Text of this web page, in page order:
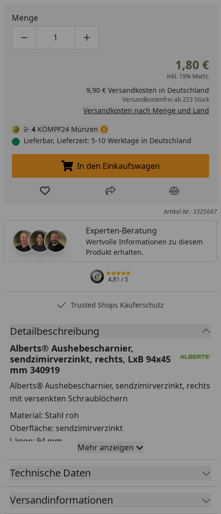
Menge
Produktmenge um eins verringern
Produktmenge manuell eingeben
Produktmenge um eins erhöhen
1,80 €
inkl. 19% MwSt.
9,90 € Versandkosten in Deutschland
Versandkostenfrei ab 223 Stück
Versandkosten nach Menge und Land
2 4 KÖMPF24 Münzen
Lieferbar, Lieferzeit: 5-10 Werktage in Deutschland
In den Einkaufswagen legen
In den Einkaufswagen
Produkt zur Wunschliste hinzufügen
Teilen Produkt
Artikel-Nr.: 3325667
Experten-Beratung
Wertvolle Informationen zu diesem
Produkt erhalten.
4,81/ 5
Trusted Shops Käuferschutz
Detailbeschreibung
Alberts® Aushebescharnier,
sendzimirverzinkt, rechts, LxB 94x45
mm 340919
Alberts® Aushebescharnier, sendzimirverzinkt, rechts
mit versenkten Schraublöchern
Material: Stahl roh
Oberfläche: sendzimirverzinkt
Länge: 94 mm
Materialstärke: 2,50 mm
Anzahl Löcher: 6
Mehr anzeigen
Technische Daten
Versandinformationen